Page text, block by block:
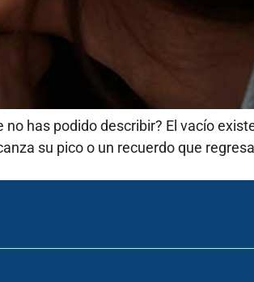
has podido describir? El vacío
su pico o un recuerdo que